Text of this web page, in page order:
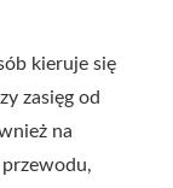
kieruje się
zasięg od
na